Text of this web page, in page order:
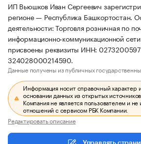
ИП Вьюшков Иван Сергеевич
регионе — Республика Башкортостан.
деятельности: Торговля розничная по
информационно-коммуникационной
присвоены реквизиты ИНН:
324028000214590.
Данные получены из публичных
Информация носит справочный характер
основании данных из открытых источников.
Компания не является пользователем и
отношений с сервисом РБК Компании.
Редактировать описание